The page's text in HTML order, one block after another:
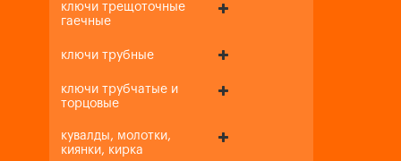
ключи трещоточные
гаечные
ключи трубные
ключи трубчатые и
торцовые
кувалды, молотки,
киянки, кирка